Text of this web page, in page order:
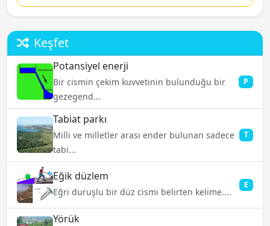
Keşfet
Potansiyel enerji
Bir cismin çekim kuvvetinin bulunduğu bir
gezegend...
P
Tabiat parkı
Milli ve milletler arası ender bulunan sadece
tabi...
T
Eğik düzlem
Eğri duruşlu bir düz cismi belirten kelime....
E
Yörük